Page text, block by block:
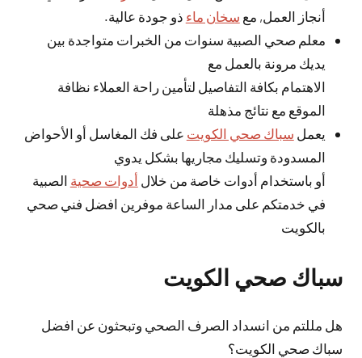
أنجاز العمل, مع سخان ماء ذو جودة عالية.
معلم صحي الصبية سنوات من الخبرات متواجدة بين
يديك مرونة بالعمل مع
الاهتمام بكافة التفاصيل لتأمين راحة العملاء نظافة
الموقع مع نتائج مذهلة
يعمل سباك صحي الكويت على فك المغاسل أو الأحواض
المسدودة وتسليك مجاريها بشكل يدوي
أو باستخدام أدوات خاصة من خلال أدوات صحية الصبية
في خدمتكم على مدار الساعة موفرين افضل فني صحي
بالكويت
سباك صحي الكويت
هل مللتم من انسداد الصرف الصحي وتبحثون عن افضل
سباك صحي الكويت؟